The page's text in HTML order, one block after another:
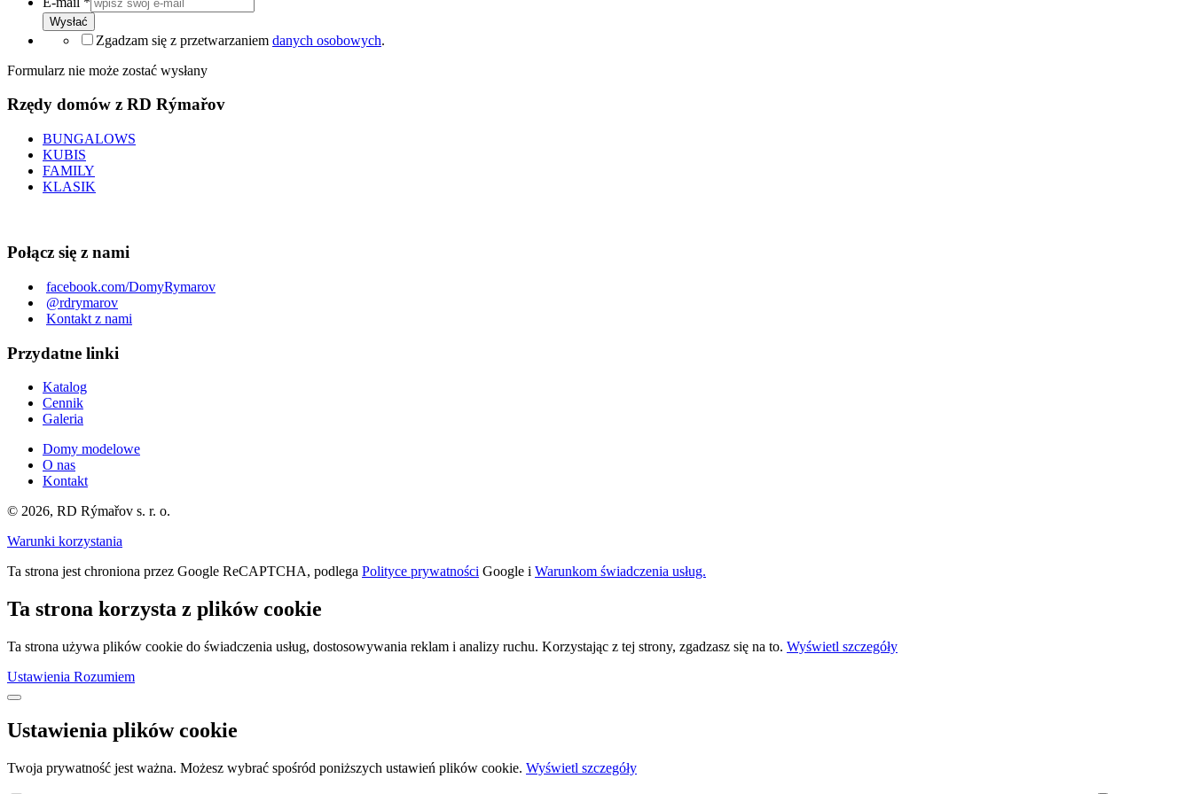
Wysłać
Zgadzam się z przetwarzaniem danych osobowych.
Formularz nie może zostać wysłany
Rzędy domów z RD Rýmařov
BUNGALOWS
KUBIS
FAMILY
KLASIK
Połącz się z nami
facebook.com/DomyRymarov
@rdrymarov
Kontakt z nami
Przydatne linki
Katalog
Cennik
Galeria
Domy modelowe
O nas
Kontakt
© 2026, RD Rýmařov s. r. o.
Warunki korzystania
Ta strona jest chroniona przez Google ReCAPTCHA, podlega Polityce prywatności Google i Warunkom świadczenia usług.
Ta strona korzysta z plików cookie
Ta strona używa plików cookie do świadczenia usług, dostosowywania reklam i analizy ruchu. Korzystając z tej strony, zgadzasz się na to. Wyświetl szczegóły
Ustawienia Rozumiem
Ustawienia plików cookie
Twoja prywatność jest ważna. Możesz wybrać spośród poniższych ustawień plików cookie. Wyświetl szczegóły